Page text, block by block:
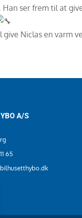
Han ser frem til at
give Niclas en varm
A/S
65